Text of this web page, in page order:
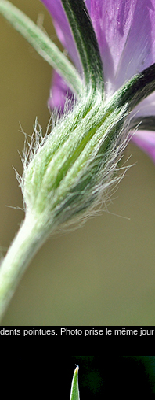
pointues. Photo prise le même